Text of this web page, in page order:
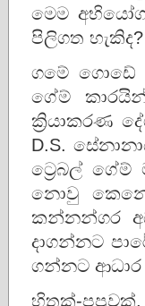
මෙම
පිලිගත හැකිද?
ගමේ ගොඩේ
ගේම්
ක්‍රියාකරණ
D.S.
ට්‍රෙබල්
නොවු
කන්නන්ගර
දාගන්නට
ගන්නට ආධාර
හිතක්-